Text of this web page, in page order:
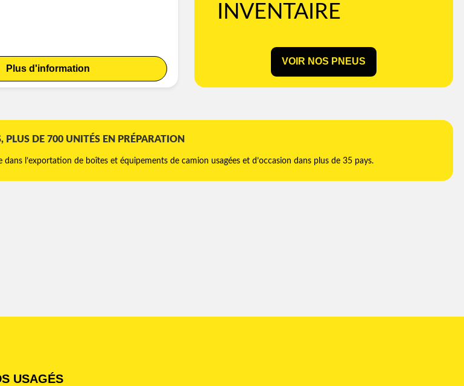
Plus d'information
INVENTAIRE
VOIR NOS PNEUS
PLUS DE 700 UNITÉS EN PRÉPARATION
dans l’exportation de boîtes et équipements de camion usagées et d’occasion dans plus de 35 pays.
USAGÉS